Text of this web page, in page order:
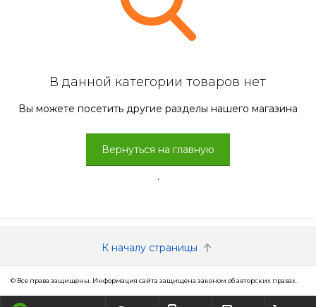
В данной категории товаров нет
Вы можете посетить другие разделы нашего магазина
Вернуться на главную
.
К началу страницы
© Все права защищены. Информация сайта защищена законом об авторских правах.